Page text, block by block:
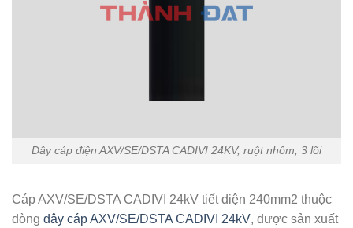
Dây cáp điện AXV/SE/DSTA CADIVI 24KV, ruột nhôm, 3 lõi
Cáp AXV/SE/DSTA CADIVI 24kV tiết diện 240mm2 thuộc
dòng dây cáp AXV/SE/DSTA CADIVI 24kV, được sản xuất